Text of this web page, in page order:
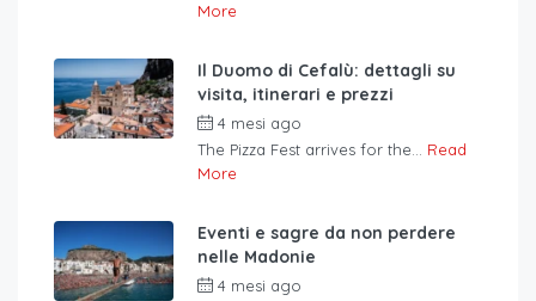
More
Il Duomo di Cefalù: dettagli su
visita, itinerari e prezzi
4 mesi ago
The Pizza Fest arrives for the... Read
More
Eventi e sagre da non perdere
nelle Madonie
4 mesi ago